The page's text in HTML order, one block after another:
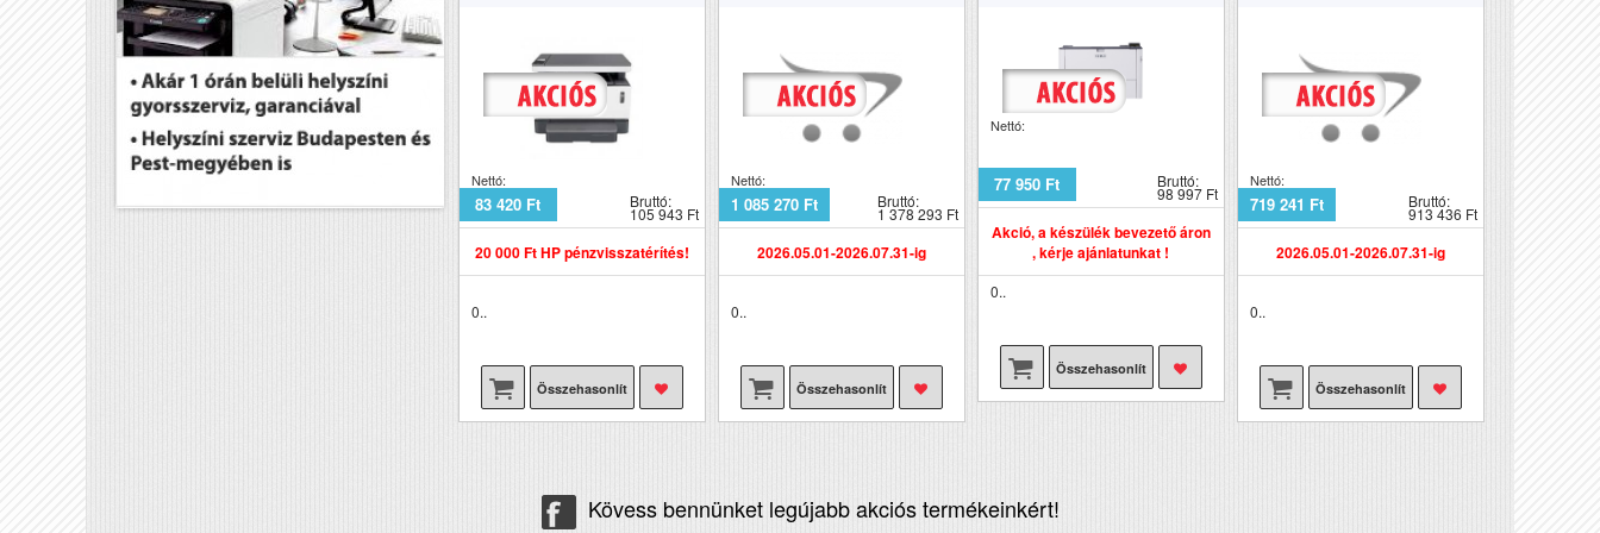
Nettó:
83 420 Ft Bruttó:
105 943 Ft
20 000 Ft HP pénzvisszatérítés!
0..
Összehasonlít
Nettó:
1 085 270 Ft Bruttó:
1 378 293 Ft
2026.05.01-2026.07.31-ig
0..
Összehasonlít
Nettó:
77 950 Ft Bruttó:
98 997 Ft
Akció, a készülék bevezető áron
, kérje ajánlatunkat !
0..
Összehasonlít
Nettó:
719 241 Ft Bruttó:
913 436 Ft
2026.05.01-2026.07.31-ig
0..
Összehasonlít
Kövess bennünket legújabb akciós termékeinkért!